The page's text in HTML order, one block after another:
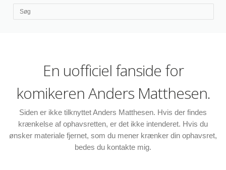
En uofficiel fanside for
komikeren Anders Matthesen.
Siden er ikke tilknyttet Anders Matthesen. Hvis der findes
krænkelse af ophavsretten, er det ikke intenderet. Hvis du
ønsker materiale fjernet, som du mener krænker din ophavsret,
bedes du kontakte mig.